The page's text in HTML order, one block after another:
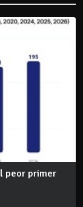
peor primer